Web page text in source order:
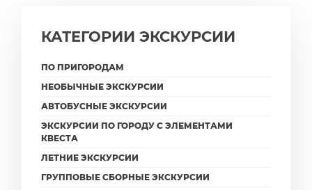
КАТЕГОРИИ ЭКСКУРСИИ
ПО ПРИГОРОДАМ
НЕОБЫЧНЫЕ ЭКСКУРСИИ
АВТОБУСНЫЕ ЭКСКУРСИИ
ЭКСКУРСИИ ПО ГОРОДУ С ЭЛЕМЕНТАМИ
КВЕСТА
ЛЕТНИЕ ЭКСКУРСИИ
ГРУППОВЫЕ СБОРНЫЕ ЭКСКУРСИИ